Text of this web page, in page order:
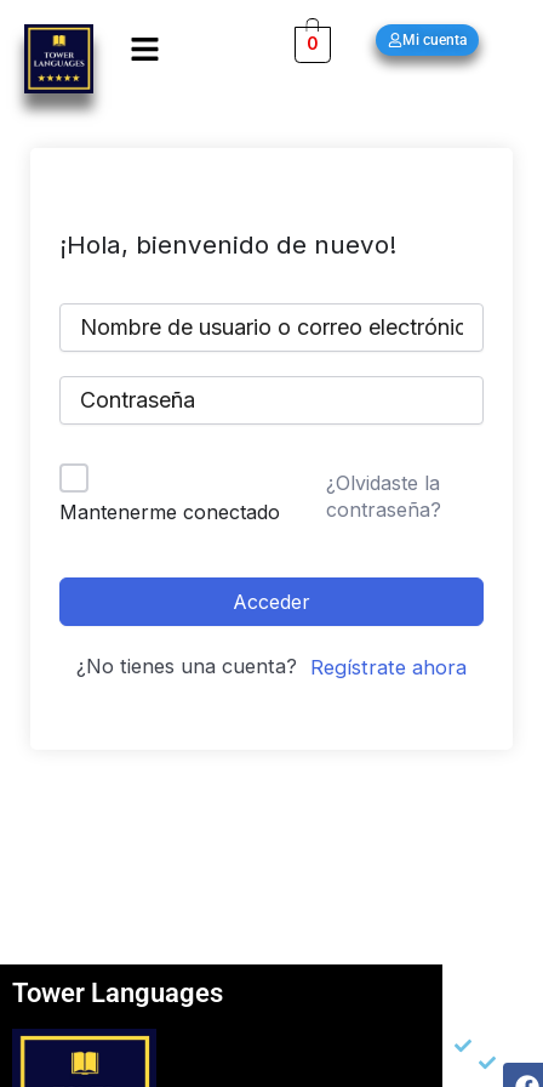
contenido
Menú 0 Mi cuenta
¡Hola, bienvenido de nuevo!
Mantenerme conectado
¿Olvidaste la
contraseña?
Acceder
¿No tienes una cuenta? Regístrate ahora
Tower Languages
F
I
Y